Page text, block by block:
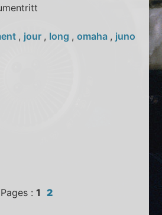
, jour , long ,omaha , juno
Pages : 1 2